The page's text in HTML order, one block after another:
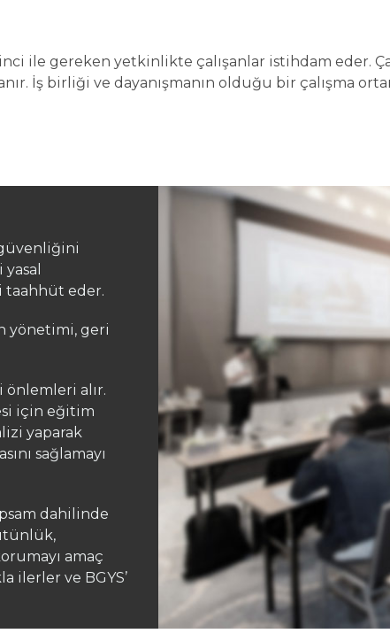
ile gereken yetkinlikte çalışanlar istihdam eder.
İş birliği ve dayanışmanın olduğu bir çalışma
taahhüt eder.
yönetimi, geri
önlemleri alır.
için eğitim
yaparak
sağlamayı
dahilinde
amaç
ilerler ve BGYS’